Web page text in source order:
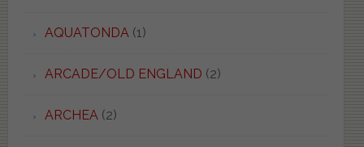
AQUATONDA (1)
ARCADE/OLD ENGLAND (2)
ARCHEA (2)